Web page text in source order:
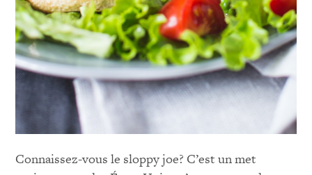
Connaissez-vous le sloppy joe? C’est un met